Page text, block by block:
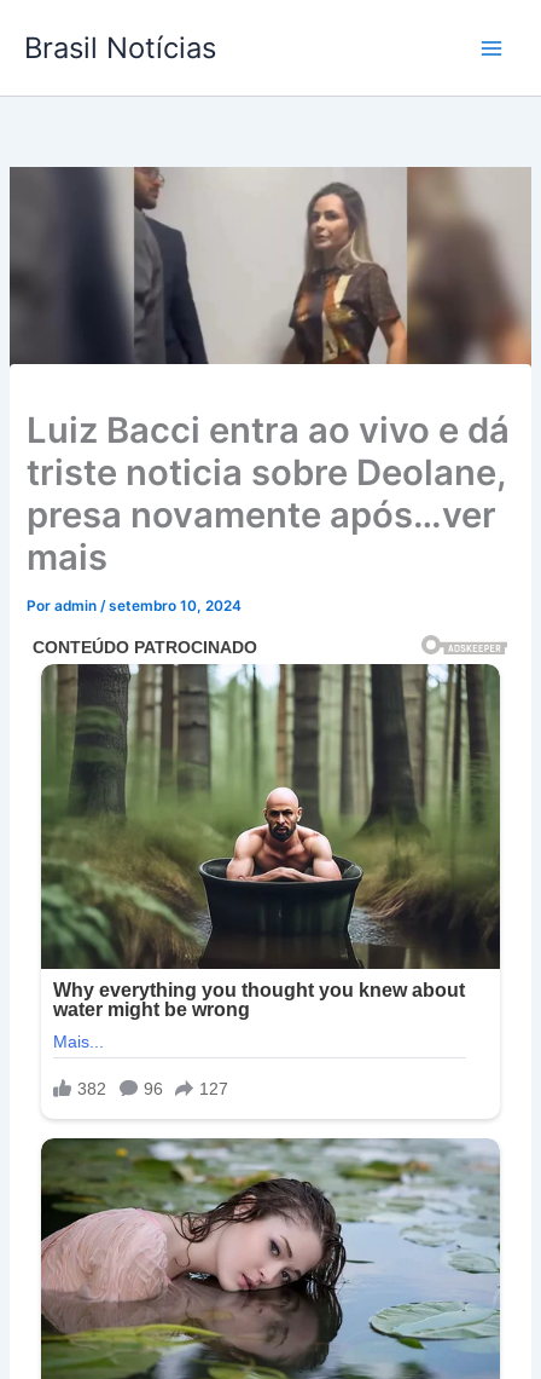
para
conteúdo
Brasil Notícias
Luiz Bacci entra ao vivo e dá
triste noticia sobre Deolane,
presa novamente após…ver
mais
Poradmin/setembro 10, 2024